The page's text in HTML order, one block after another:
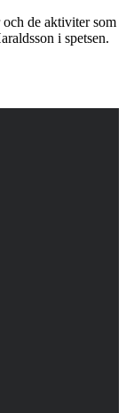
de aktiviter som
i spetsen.